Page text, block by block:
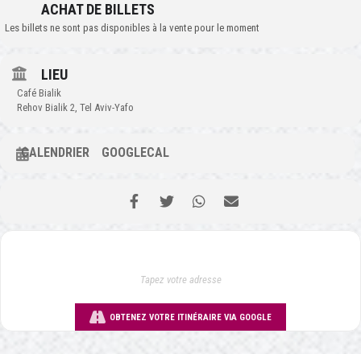
ACHAT DE BILLETS
Les billets ne sont pas disponibles à la vente pour le moment
LIEU
Café Bialik
Rehov Bialik 2, Tel Aviv-Yafo
CALENDRIER GOOGLECAL
OBTENEZ VOTRE ITINÉRAIRE VIA GOOGLE